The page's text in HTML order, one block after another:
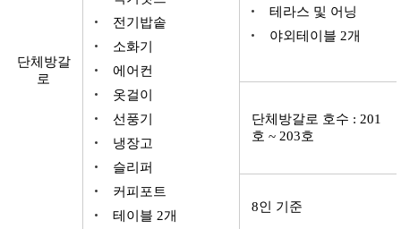
단체방갈
로
전기밥솥
소화기
에어컨
옷걸이
선풍기
냉장고
슬리퍼
커피포트
테이블 2개
테라스 및 어닝
야외테이블 2개
단체방갈로 호수 : 201
호 ~ 203호
8인 기준